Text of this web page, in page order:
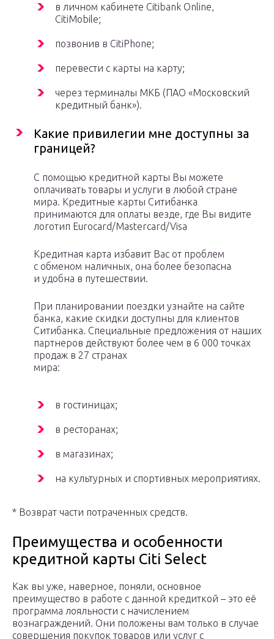
в личном кабинете Citibank Online,
CitiMobile;
позвонив в CitiPhone;
перевести с карты на карту;
через терминалы МКБ (ПАО «Московский
кредитный банк»).
Какие привилегии мне доступны за
границей?
С помощью кредитной карты Вы можете
оплачивать товары и услуги в любой стране
мира. Кредитные карты Ситибанка
принимаются для оплаты везде, где Вы видите
логотип Eurocard/Mastercard/Visa
Кредитная карта избавит Вас от проблем
с обменом наличных, она более безопасна
и удобна в путешествии.
При планировании поездки узнайте на сайте
банка, какие скидки доступны для клиентов
Ситибанка. Специальные предложения от наших
партнеров действуют более чем в 6 000 точках
продаж в 27 странах
мира:
в гостиницах;
в ресторанах;
в магазинах;
на культурных и спортивных мероприятиях.
* Возврат части потраченных средств.
Преимущества и особенности
кредитной карты Citi Select
Как вы уже, наверное, поняли, основное
преимущество в работе с данной кредиткой – это её
программа лояльности с начислением
вознаграждений. Они положены вам только в случае
совершения покупок товаров или услуг с